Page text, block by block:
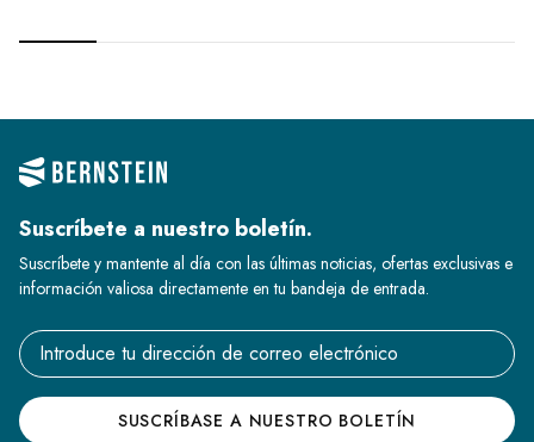
Suscríbete a nuestro boletín.
Suscríbete y mantente al día con las últimas noticias, ofertas exclusivas e
información valiosa directamente en tu bandeja de entrada.
Email address
SUSCRÍBASE A NUESTRO BOLETÍN